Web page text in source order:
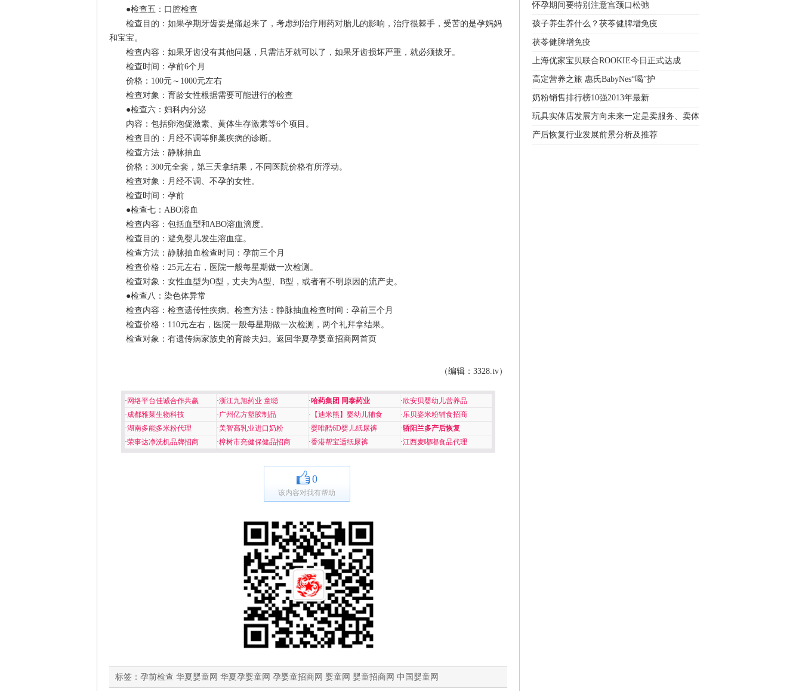
●检查五：口腔检查
检查目的：如果孕期牙齿要是痛起来了，考虑到治疗用药对胎儿的影响，治疗很棘手，受苦的是孕妈妈
和宝宝。
检查内容：如果牙齿没有其他问题，只需洁牙就可以了，如果牙齿损坏严重，就必须拔牙。
检查时间：孕前6个月
价格：100元～1000元左右
检查对象：育龄女性根据需要可能进行的检查
●检查六：妇科内分泌
内容：包括卵泡促激素、黄体生存激素等6个项目。
检查目的：月经不调等卵巢疾病的诊断。
检查方法：静脉抽血
价格：300元全套，第三天拿结果，不同医院价格有所浮动。
检查对象：月经不调、不孕的女性。
检查时间：孕前
●检查七：ABO溶血
检查内容：包括血型和ABO溶血滴度。
检查目的：避免婴儿发生溶血症。
检查方法：静脉抽血检查时间：孕前三个月
检查价格：25元左右，医院一般每星期做一次检测。
检查对象：女性血型为O型，丈夫为A型、B型，或者有不明原因的流产史。
●检查八：染色体异常
检查内容：检查遗传性疾病。检查方法：静脉抽血检查时间：孕前三个月
检查价格：110元左右，医院一般每星期做一次检测，两个礼拜拿结果。
检查对象：有遗传病家族史的育龄夫妇。 返回华夏孕婴童招商网首页
（编辑：3328.tv）
· 网络平台佳诚合作共赢 ·浙江九旭药业 童聪 ·哈药集团 同泰药业 ·欣安贝婴幼儿营养品
·成都雅莱生物科技 ·广州亿方塑胶制品 · 【迪米熊】婴幼儿辅食 ·乐贝姿米粉辅食招商
·湖南多能多米粉代理 ·美智高乳业进口奶粉 ·婴唯酷6D婴儿纸尿裤 ·骄阳兰多产后恢复
·荣事达净洗机品牌招商 ·樟树市亮健保健品招商 ·香港帮宝适纸尿裤 ·江西麦嘟嘟食品代理
0
该内容对我有帮助
标签： 孕前检查 华夏婴童网 华夏孕婴童网 孕婴童招商网 婴童网 婴童招商网 中国婴童网
怀孕期间要特别注意宫颈口松弛
孩子养生养什么？茯苓健脾增免疫
茯苓健脾增免疫
上海优家宝贝联合ROOKIE今日正式达成
高定营养之旅 惠氏BabyNes“喝”护
奶粉销售排行榜10强2013年最新
玩具实体店发展方向未来一定是卖服务、卖体
产后恢复行业发展前景分析及推荐